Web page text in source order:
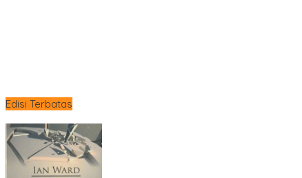
Edisi Terbatas